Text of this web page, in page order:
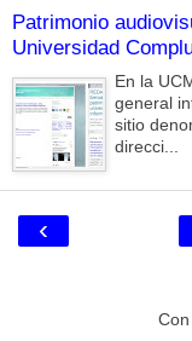
Patrimonio
Universidad
En la
general
sitio
direcci...
‹